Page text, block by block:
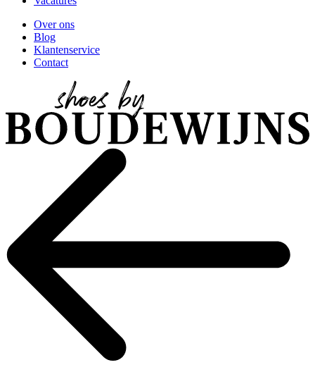
Over ons
Blog
Klantenservice
Contact